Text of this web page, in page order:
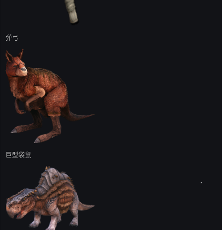
弹弓
巨型袋鼠